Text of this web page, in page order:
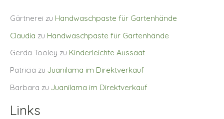
Gärtnerei zu Handwaschpaste für Gartenhände
Claudia zu Handwaschpaste für Gartenhände
Gerda Tooley zu Kinderleichte Aussaat
Patricia zu Juanilama im Direktverkauf
Barbara zu Juanilama im Direktverkauf
Links